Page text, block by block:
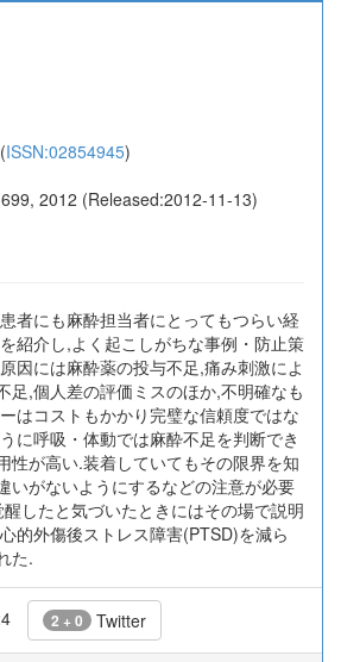
(ISSN:02854945)
2012 (Released:2012-11-13)
者にも麻酔担当者にとってもつらい経
紹介し,よく起こしがちな事例・防止策
因には麻酔薬の投与不足,痛み刺激によ
足,個人差の評価ミスのほか,不明確なも
はコストもかかり完璧な信頼度ではな
に呼吸・体動では麻酔不足を判断でき
性が高い.装着していてもその限界を知
いがないようにするなどの注意が必要
したと気づいたときにはその場で説明
的外傷後ストレス障害(PTSD)を減ら
た.
2 + 0 Twitter